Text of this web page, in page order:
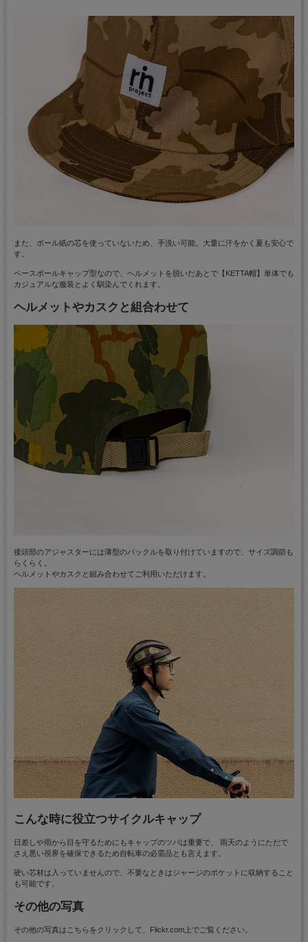
また、ボール紙の芯を使っていないため、手洗い可能。大量に汗をかく夏も安心で
す。
ベースボールキャップ型なので、ヘルメットを脱いだあとで【KETTA帽】単体でも
カジュアルな服装とよく馴染んでくれます。
ヘルメットやカスクと組合わせて
後頭部のアジャスターには薄型のバックルを取り付けていますので、サイズ調節も
らくらく。
ヘルメットやカスクと組み合わせてご利用いただけます。
こんな時に役立つサイクルキャップ
日差しや雨から目を守るためにもキャップのツバは重要で、 雨天のようにただで
さえ悪い視界を確保できるため自転車の必需品とも言えます。
硬い芯材は入っていませんので、不要なときはジャージのポケットに収納すること
も可能です。
その他の写真
その他の写真はこちらをクリックして、Flickr.com上でご覧ください。